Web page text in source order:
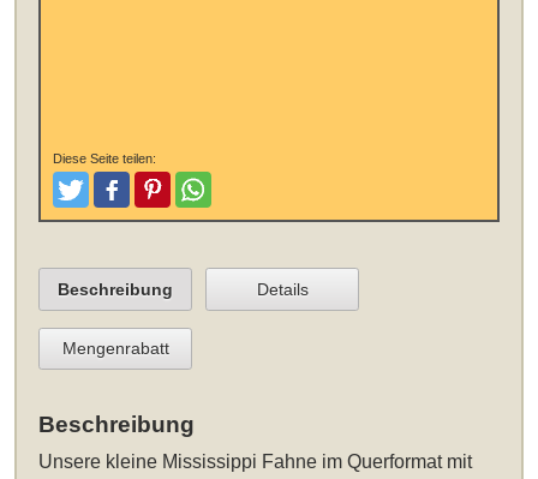
Diese Seite teilen:
TweetenPostenPinterestTeilen
Beschreibung Details
Mengenrabatt
Beschreibung
Unsere kleine Mississippi Fahne im Querformat mit